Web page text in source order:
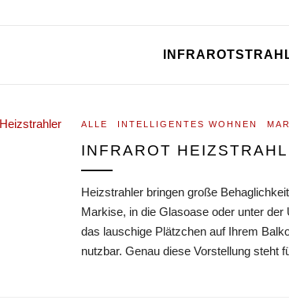
ALLE INTELLIGENTES WOHNEN
INFRAROT
Heizstrahler bringen große
Markise, in die Glasoase oder unter
das lauschige Plätzchen auf Ihrem
nutzbar. Genau diese Vorstellung steht